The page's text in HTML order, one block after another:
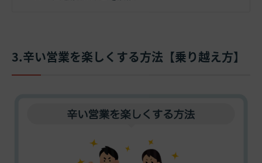
3.辛い営業を楽しくする方法【乗り越え方】